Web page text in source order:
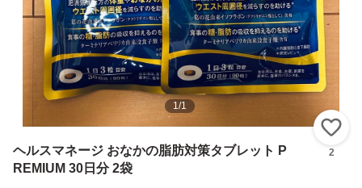
1/1
ヘルスマネージ おなかの脂肪対策タブレット P
REMIUM 30日分 2袋
2